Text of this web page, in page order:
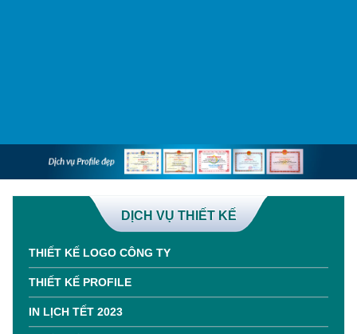
DỊCH VỤ THIẾT KẾ
THIẾT KẾ LOGO CÔNG TY
THIẾT KẾ PROFILE
IN LỊCH TẾT 2023